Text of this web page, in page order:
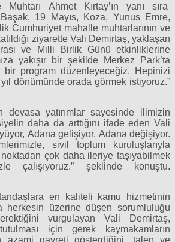
Ahmet Kırtay’ın yanı sıra
19 Mayıs, Koza, Yunus Emre,
Cumhuriyet mahalle muhtarlarının ve
ziyarette Vali Demirtaş, yaklaşan
ve Milli Birlik Günü etkinliklerine
yakışır bir şekilde Merkez Park’ta
bir program düzenleyeceğiz. Hepinizi
dönümünde orada görmek istiyoruz.”
devasa yatırımlar sayesinde ilimizin
daha da arttığını ifade eden Vali
Adana gelişiyor, Adana değişiyor.
sivil toplum kuruluşlarıyla
noktadan çok daha ileriye taşıyabilmek
çalışıyoruz.” şeklinde konuştu.
en kaliteli kamu hizmetinin
herkesin üzerine düşen sorumluluğu
vurgulayan Vali Demirtaş,
için gerek kaymakamların
azami gayreti gösterdiğini, talep ve